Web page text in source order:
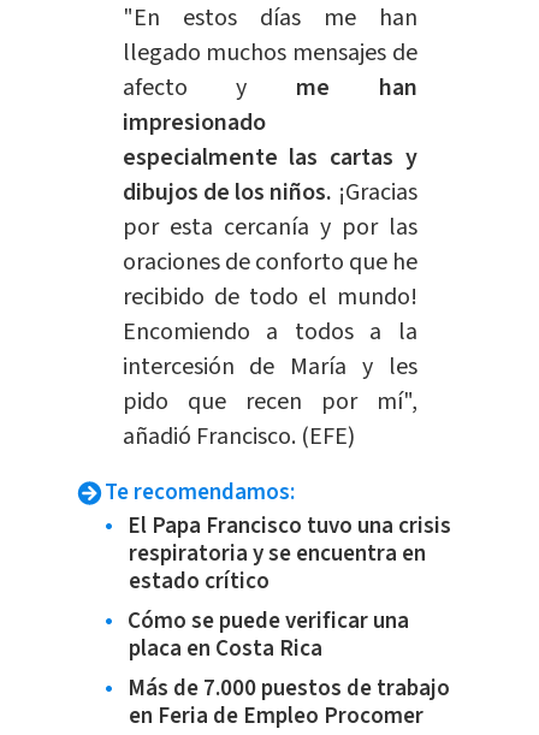
"En estos días me han
llegado muchos mensajes de
afecto y me han
impresionado
especialmente las cartas y
dibujos de los niños. ¡Gracias
por esta cercanía y por las
oraciones de conforto que he
recibido de todo el mundo!
Encomiendo a todos a la
intercesión de María y les
pido que recen por mí",
añadió Francisco. (EFE)
Te recomendamos:
El Papa Francisco tuvo una crisis
respiratoria y se encuentra en
estado crítico
Cómo se puede verificar una
placa en Costa Rica
Más de 7.000 puestos de trabajo
en Feria de Empleo Procomer